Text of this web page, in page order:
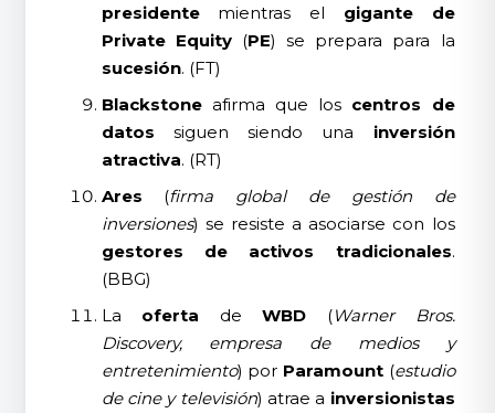
presidentemientras el gigante de
Private Equity(PE) se prepara para la
sucesión. (FT)
Blackstoneafirma que los centros de
datos siguen siendo una inversión
atractiva. (RT)
Ares (firma global de gestión de
inversiones) se resiste a asociarse con los
gestores de activos tradicionales.
(BBG)
La oferta deWBD (Warner Bros.
Discovery, empresa de medios y
entretenimiento) por Paramount(estudio
de cine y televisión) atrae a inversionistas